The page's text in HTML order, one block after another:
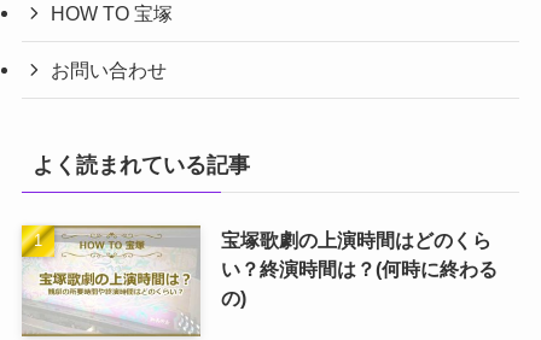
HOW TO 宝塚
お問い合わせ
よく読まれている記事
宝塚歌劇の上演時間はどのくら
い？終演時間は？(何時に終わる
の)